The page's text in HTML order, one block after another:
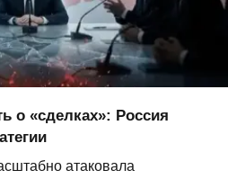
о «сделках»: Россия
атаковала